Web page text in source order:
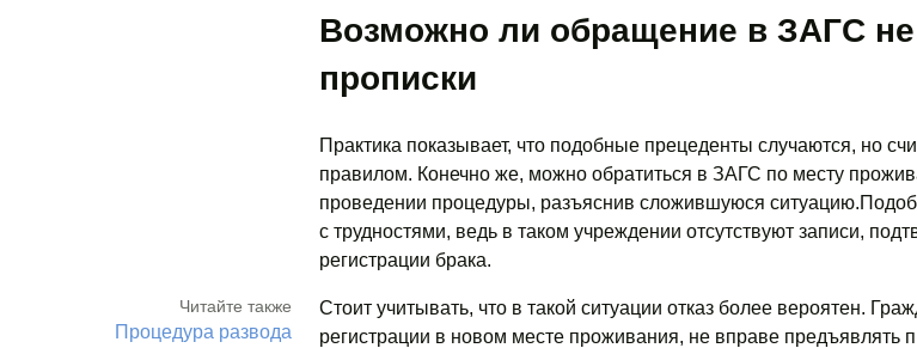
Возможно ли обращение в ЗАГС
прописки
Практика показывает, что подобные прецеденты случаются, но
правилом. Конечно же, можно обратиться в ЗАГС по месту
проведении процедуры, разъяснив сложившуюся
с трудностями, ведь в таком учреждении отсутствуют записи,
регистрации брака.
Стоит учитывать, что в такой ситуации отказ более вероятен.
регистрации в новом месте проживания, не вправе предъявлять
Читайте также
Процедура развода